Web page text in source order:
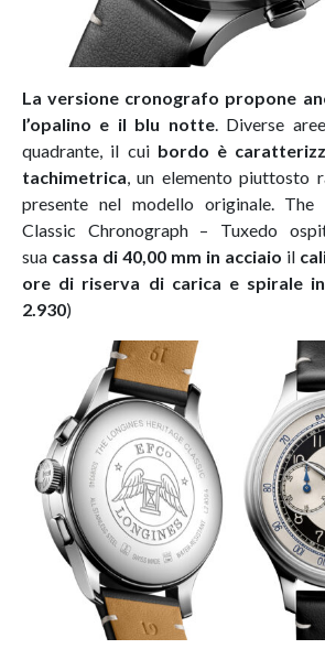
La versione cronografo propone
l’opalino e il blu notte. Diverse
quadrante, il cui bordo è
tachimetrica, un elemento piuttosto
presente nel modello originale. The
Classic Chronograph – Tuxedo
sua cassa di 40,00 mm in acciaio il
ore di riserva di carica e spirale
2.930)